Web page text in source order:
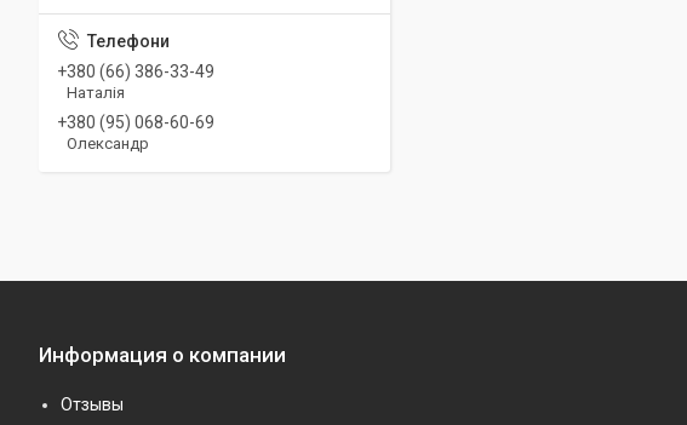
+380 (66) 386-33-49
Наталія
+380 (95) 068-60-69
Олександр
Информация о компании
Отзывы